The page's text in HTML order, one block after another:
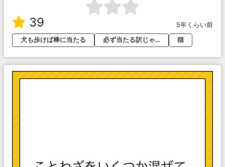
39
5年くらい前
犬も歩けば棒に当たる
必ず当たる訳じゃ… 猫